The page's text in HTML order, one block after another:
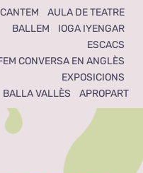
CANTEM
AULA DE TEATRE
BALLEM
IOGA IYENGAR
ESCACS
CONVERSA EN ANGLÈS
EXPOSICIONS
BALLA VALLÈS
APROPART